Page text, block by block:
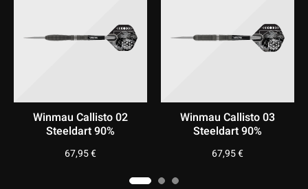
Design – ideal für Spieler, die das Beste aus ihrem Spiel
herausholen möchten.
Winmau Callisto 03
Steeldart 90%
€
Winmau Callisto 01
Softdarts 90%
€